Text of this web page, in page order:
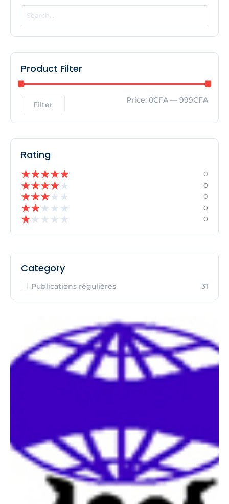
EDITOR'S PICK
No Posts Found!
Product Filter
Filter Price: 0CFA — 999CFA
Rating
★★★★★ 0
★★★★★ 0
★★★★ ★ 0
★★★ ★ ★ 0
★★ ★ ★ ★ 0
Category
Publications régulières 31